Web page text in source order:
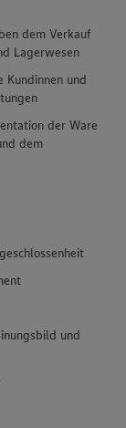
dem Verkauf
Lagerwesen
Kundinnen und
der Ware
dem
und